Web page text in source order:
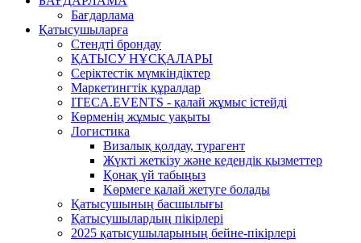
Бағдарлама
Қатысушыларға
Стендті брондау
ҚАТЫСУ НҰСҚАЛАРЫ
Серіктестік мүмкіндіктер
Маркетингтік құралдар
ITECA.EVENTS - қалай жұмыс істейді
Көрменің жұмыс уақыты
Логистика
Визалық қолдау, турагент
Жүкті жеткізу және кедендік қызметтер
Қонақ үй табыңыз
Kөрмеге қалай жетуге болады
Қатысушының басшылығы
Қатысушылардың пікірлері
2025 қатысушыларының бейне-пікірлері